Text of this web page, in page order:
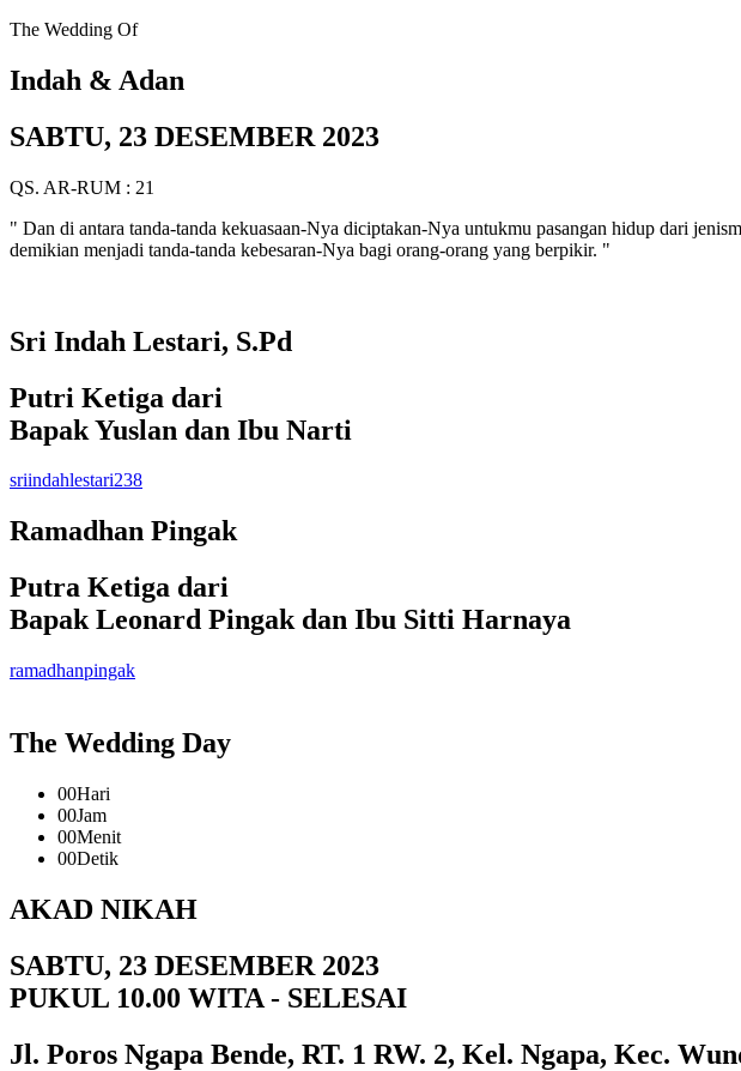
The Wedding Of
Indah & Adan
SABTU, 23 DESEMBER 2023
QS. AR-RUM : 21
" Dan di antara tanda-tanda kekuasaan-Nya diciptakan-Nya untukmu pasangan hidup dari
demikian menjadi tanda-tanda kebesaran-Nya bagi orang-orang yang berpikir. "
Sri Indah Lestari, S.Pd
Putri Ketiga dari
Bapak Yuslan dan Ibu Narti
sriindahlestari238
Ramadhan Pingak
Putra Ketiga dari
Bapak Leonard Pingak dan Ibu Sitti Harnaya
ramadhanpingak
The Wedding Day
00Hari
00Jam
00Menit
00Detik
AKAD NIKAH
SABTU, 23 DESEMBER 2023
PUKUL 10.00 WITA - SELESAI
Jl. Poros Ngapa Bende, RT. 1 RW. 2, Kel. Ngapa, Kec.